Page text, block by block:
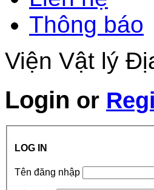
Thông báo
Viện Vật lý
Login or
LOG IN
Tên đăng nhập